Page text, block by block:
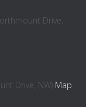
Drive,
Drive, NW) Map